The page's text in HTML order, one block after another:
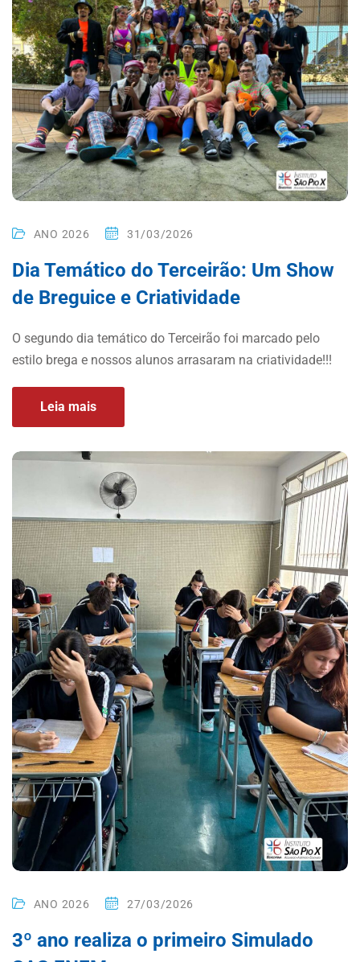
ANO 2026 31/03/2026
Dia Temático do Terceirão: Um Show
de Breguice e Criatividade
O segundo dia temático do Terceirão foi marcado pelo
estilo brega e nossos alunos arrasaram na criatividade!!!
Leia mais
ANO 2026 27/03/2026
3º ano realiza o primeiro Simulado